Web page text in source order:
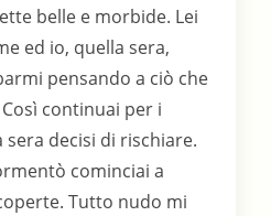
belle e morbide. Lei
ed io, quella sera,
pensando a ciò che
continuai per i
decisi di rischiare.
cominciai a
Tutto nudo mi